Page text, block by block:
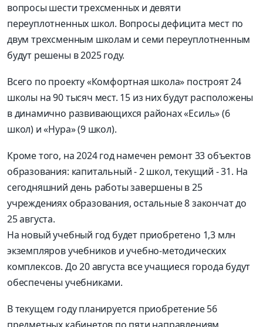
вопросы шести трехсменных и девяти
переуплотненных школ. Вопросы дефицита мест по
двум трехсменным школам и семи переуплотненным
будут решены в 2025 году.
Всего по проекту «Комфортная школа» построят 24
школы на 90 тысяч мест. 15 из них будут расположены
в динамично развивающихся районах «Есиль» (6
школ) и «Нура» (9 школ).
Кроме того, на 2024 год намечен ремонт 33 объектов
образования: капитальный - 2 школ, текущий - 31. На
сегодняшний день работы завершены в 25
учреждениях образования, остальные 8 закончат до
25 августа.
На новый учебный год будет приобретено 1,3 млн
экземпляров учебников и учебно-методических
комплексов. До 20 августа все учащиеся города будут
обеспечены учебниками.
В текущем году планируется приобретение 56
предметных кабинетов по пяти направлениям